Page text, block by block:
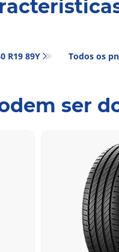
R19 89Y Todos os
ser